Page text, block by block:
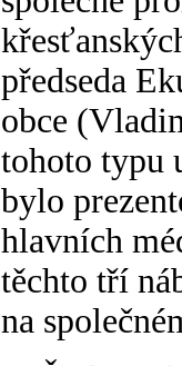
předseda
obce
tohoto typu
bylo
hlavních
těchto tří
na